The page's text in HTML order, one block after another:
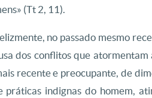
(Tt 2, 11).
no passado mesmo
dos conflitos que atormentam
recente e preocupante, de
práticas indignas do homem,